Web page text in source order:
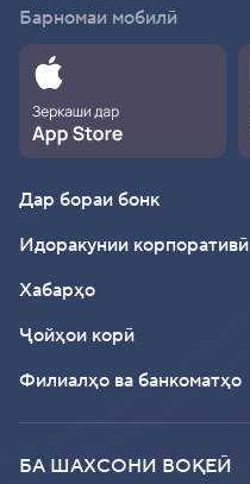
Барномаи мобилӣ
Дар бораи бонк
Идоракунии корпоративӣ
Хабарҳо
Ҷойҳои корӣ
Филиалҳо ва банкоматҳо
БА ШАХСОНИ ВОҚЕӢ